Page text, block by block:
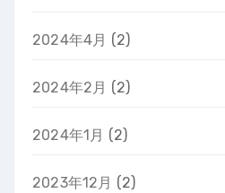
2024年4月 (2)
2024年2月 (2)
2024年1月 (2)
2023年12月 (2)